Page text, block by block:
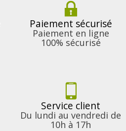
Paiement sécurisé
Paiement en ligne
100% sécurisé
Service client
Du lundi au vendredi de
10h à 17h